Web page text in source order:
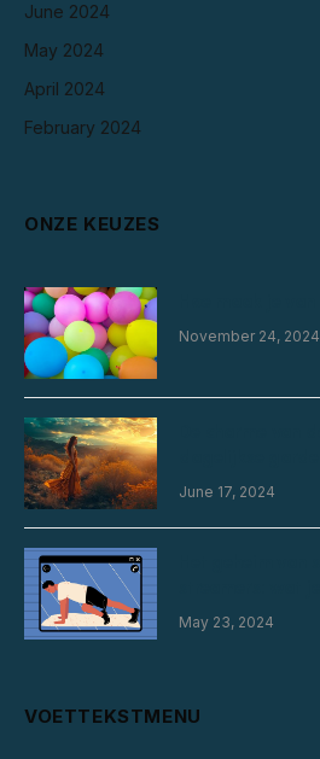
June 2024
May 2024
April 2024
February 2024
ONZE KEUZES
November 24, 2024
June 17, 2024
May 23, 2024
VOETTEKSTMENU